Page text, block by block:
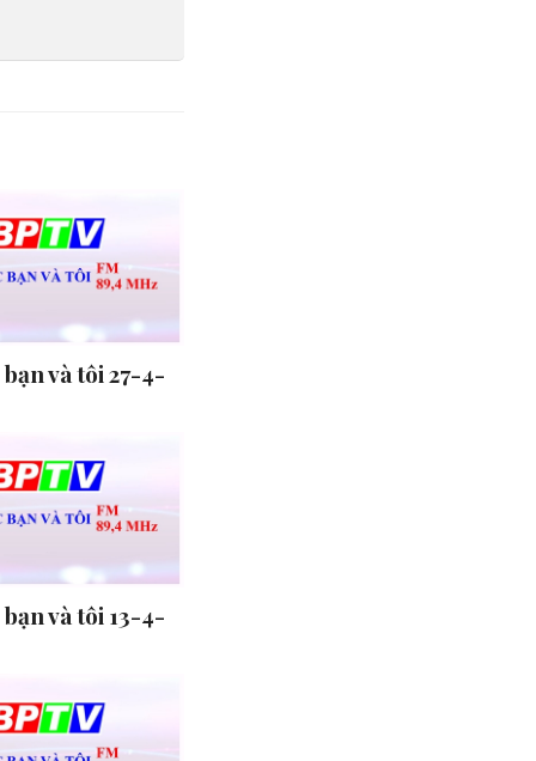
và tôi 27-4-
và tôi 13-4-